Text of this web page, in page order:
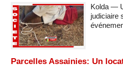
Kolda —
judiciaire
Parcelles Assainies: Un